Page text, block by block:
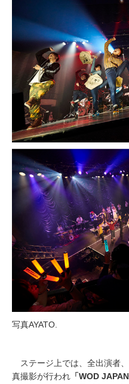
写真AYATO.
ステージ上では、全出演者
真撮影が行われ 「WOD